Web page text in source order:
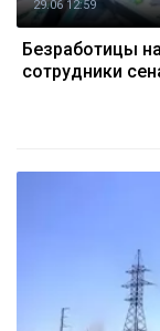
29.06 12:59
Безработицы
сотрудники